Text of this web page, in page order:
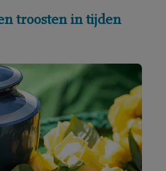
troosten in tijden